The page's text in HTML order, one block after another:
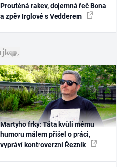
Proutěná rakev, dojemná řeč Bona
a zpěv Irglové s Vedderem
Martyho frky: Táta kvůli mému
humoru málem přišel o práci,
vypráví kontroverzní Řezník